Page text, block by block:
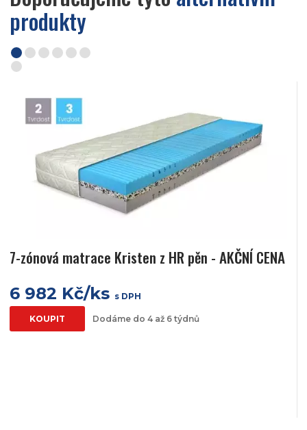
produkty
7-zónová matrace Kristen z HR pěn - AKČNÍ CENA
6 982 Kč/ks s DPH
KOUPIT Dodáme do 4 až 6 týdnů